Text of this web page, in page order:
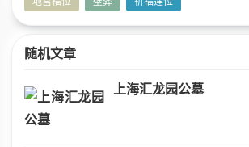
随机文章
上海汇龙园公墓